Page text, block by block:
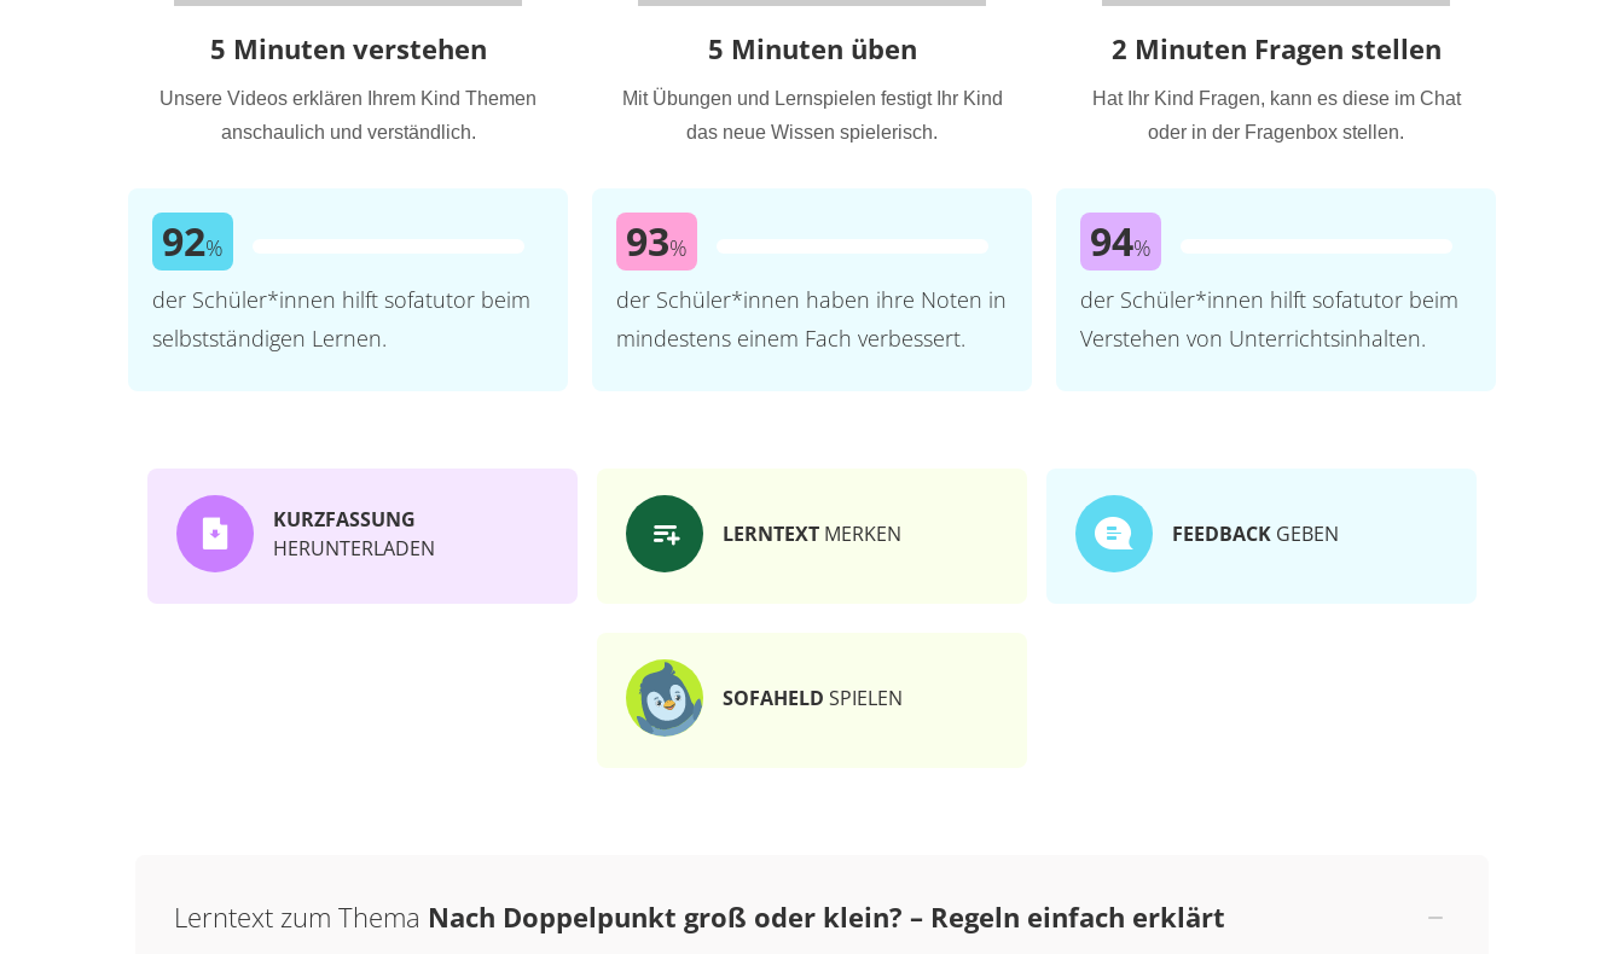
5 Minuten verstehen
Unsere Videos erklären Ihrem Kind Themen
anschaulich und verständlich.
92%
der Schüler*innen hilft sofatutor beim
selbstständigen Lernen.
5 Minuten üben
Mit Übungen und Lernspielen festigt Ihr Kind
das neue Wissen spielerisch.
93%
der Schüler*innen haben ihre Noten in
mindestens einem Fach verbessert.
2 Minuten Fragen stellen
Hat Ihr Kind Fragen, kann es diese im Chat
oder in der Fragenbox stellen.
94%
der Schüler*innen hilft sofatutor beim
Verstehen von Unterrichtsinhalten.
KURZFASSUNG
HERUNTERLADEN
LERNTEXT MERKEN FEEDBACK GEBEN
SOFAHELD SPIELEN
Lerntext zum Thema Nach Doppelpunkt groß oder klein? – Regeln einfach erklärt